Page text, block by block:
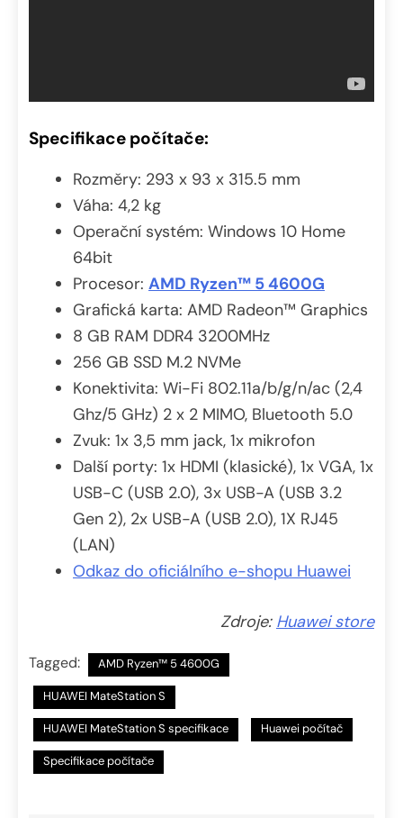
Specifikace počítače:
Rozměry: 293 x 93 x 315.5 mm
Váha: 4,2 kg
Operační systém: Windows 10 Home
64bit
Procesor: AMD Ryzen™ 5 4600G
Grafická karta: AMD Radeon™ Graphics
8 GB RAM DDR4 3200MHz
256 GB SSD M.2 NVMe
Konektivita: Wi-Fi 802.11a/b/g/n/ac (2,4
Ghz/5 GHz) 2 x 2 MIMO, Bluetooth 5.0
Zvuk: 1x 3,5 mm jack, 1x mikrofon
Další porty: 1x HDMI (klasické), 1x VGA, 1x
USB-C (USB 2.0), 3x USB-A (USB 3.2
Gen 2), 2x USB-A (USB 2.0), 1X RJ45
(LAN)
Odkaz do oficiálního e-shopu Huawei
Zdroje: Huawei store
Tagged: AMD Ryzen™ 5 4600G
HUAWEI MateStation S
HUAWEI MateStation S specifikace Huawei počítač
Specifikace počítače